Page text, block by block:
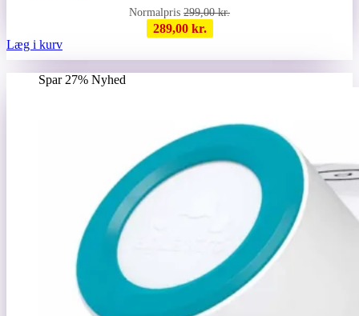
299,00kr.
289,00 kr.
Læg i kurv
Spar 27% Nyhed